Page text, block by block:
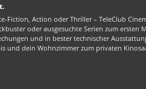
Fiction, Action oder Thriller – TeleClub
oder ausgesuchte Serien zum ersten
und in bester technischer
und dein Wohnzimmer zum privaten